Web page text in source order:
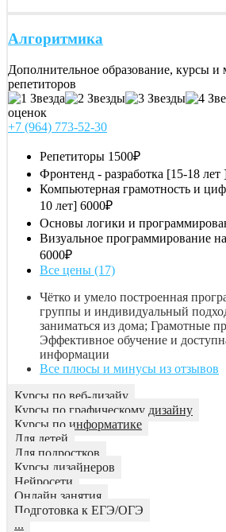
Алгоритмика
Дополнительное образование, курсы и
репетиторов
оценок
+7 (964) 773-52-30
Репетиторы 1500₽
Фронтенд - разработка [15-18 лет
Компьютерная грамотность и
10 лет] 6000₽
Основы логики и
Визуальное программирование
6000₽
Все цены (17)
Чётко и умело построенная
группы и индивидуальный
заниматься из дома; Грамотные
Эффективное обучение и
информации
Все плюсы и минусы из отзывов
Курсы по веб-дизайу
Курсы по графическому дизайну
Курсы по информатике
Для детей
Для подростков
Курсы дизайнеров
Нейросети
Онлайн занятия
Подготовка к ЕГЭ/ОГЭ
...